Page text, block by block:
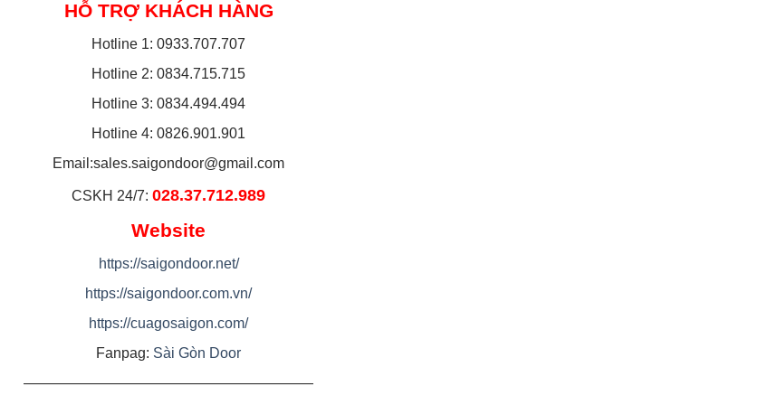
HỖ TRỢ KHÁCH HÀNG
Hotline 1: 0933.707.707
Hotline 2: 0834.715.715
Hotline 3: 0834.494.494
Hotline 4: 0826.901.901
Email:sales.saigondoor@gmail.com
CSKH 24/7: 028.37.712.989
Website
https://saigondoor.net/
https://saigondoor.com.vn/
https://cuagosaigon.com/
Fanpag: Sài Gòn Door
————————————————————